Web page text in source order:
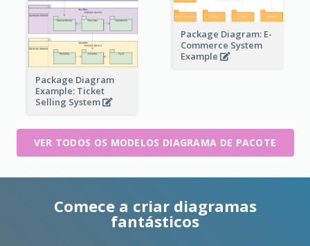
Package Diagram: E-
Commerce System
Example
Package Diagram
Example: Ticket
Selling System
VER TODOS OS MODELOS DIAGRAMA DE PACOTE
Comece a criar diagramas
fantásticos